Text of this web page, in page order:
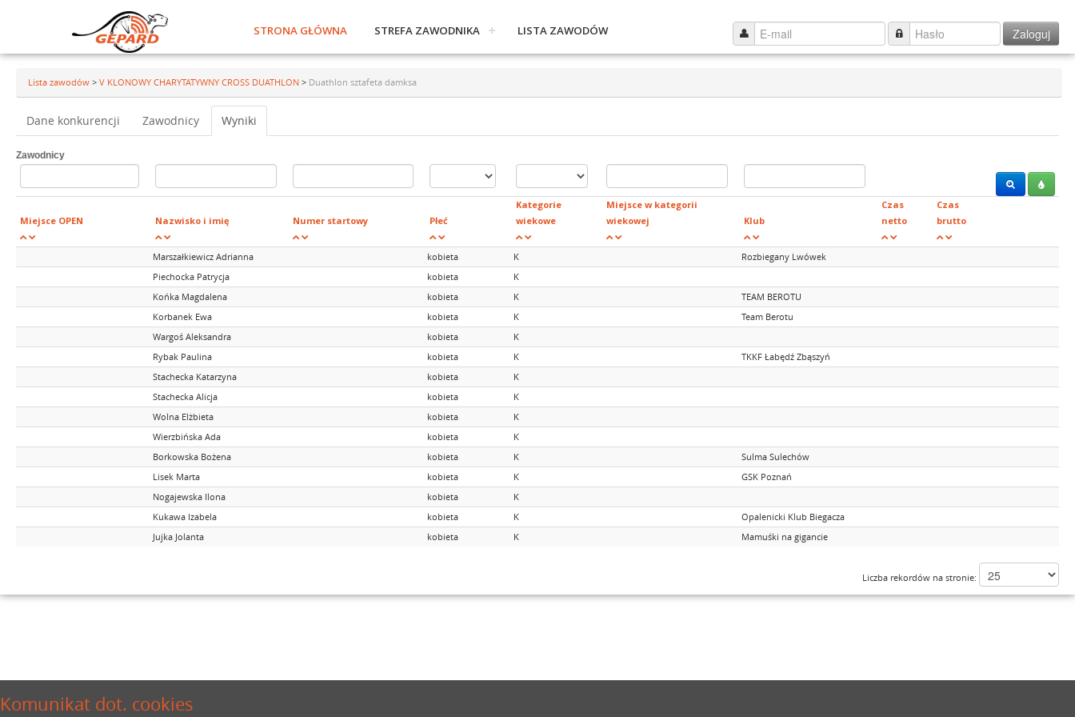
Komunikat dot. cookies
Zaloguj
STRONA GŁÓWNA STREFA ZAWODNIKA LISTA ZAWODÓW
Lista zawodów > V KLONOWY CHARYTATYWNY CROSS DUATHLON > Duathlon sztafeta damksa
Dane konkurencji Zawodnicy Wyniki
Zawodnicy
Miejsce OPEN Nazwisko i imię Numer startowy Płeć
Kategorie
wiekowe
Miejsce w kategorii
wiekowej
Klub
Czas
netto
Czas
brutto
Marszałkiewicz Adrianna kobieta K
Rozbiegany Lwówek
Piechocka Patrycja
kobieta
K
Końka Magdalena
kobieta K
TEAM BEROTU
Korbanek Ewa
kobieta K
Team Berotu
Wargoś Aleksandra
kobieta
K
Rybak Paulina
kobieta K
TKKF Łabędź Zbąszyń
Stachecka Katarzyna
kobieta
K
Stachecka Alicja
kobieta
K
Wolna Elżbieta
kobieta
K
Wierzbińska Ada
kobieta
K
Borkowska Bożena
kobieta K
Sulma Sulechów
Lisek Marta
kobieta K
GSK Poznań
Nogajewska Ilona
kobieta
K
Kukawa Izabela
kobieta K
Opalenicki Klub Biegacza
Jujka Jolanta
kobieta K Mamuśki na gigancie
Liczba rekordów na stronie: